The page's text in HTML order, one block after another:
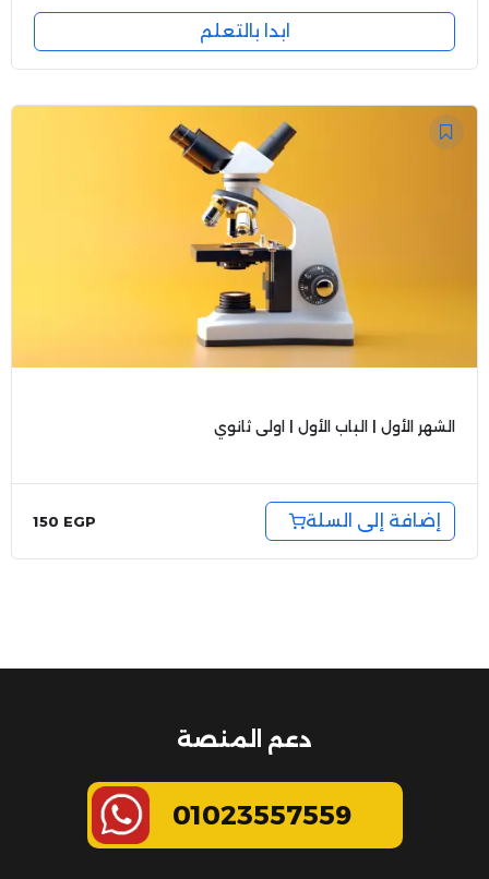
ابدا بالتعلم
الشهر الأول | الباب الأول | اولى ثانوي
150 EGP إضافة إلى السلة
دعم المنصة
01023557559